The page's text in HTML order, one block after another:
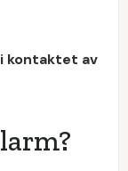
kontaktet av